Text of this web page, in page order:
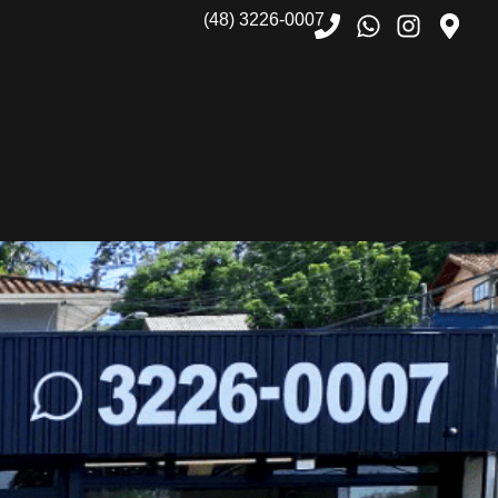
(48) 3226-0007